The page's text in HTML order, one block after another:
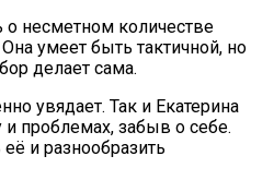
несметном количестве
умеет быть тактичной, но
делает сама.
увядает. Так и Екатерина
проблемах, забыв о себе.
и разнообразить